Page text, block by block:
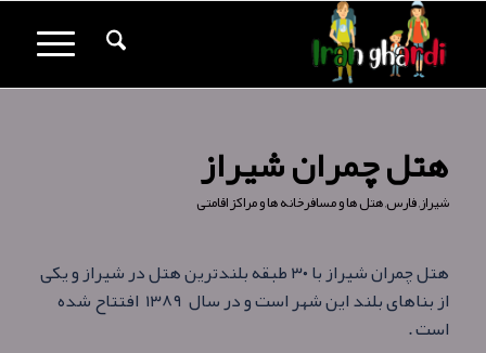
هتل چمران شیراز
شیراز,فارس,هتل ها و مسافرخانه ها و مراکز اقامتی
هتل چمران شیراز با ۳۰ طبقه بلندترین هتل در شیراز و یکی
از بناهای بلند این شهر است و در سال ۱۳۸۹ افتتاح شده
است .